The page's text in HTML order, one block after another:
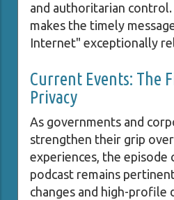
and authoritarian
makes the timely
Internet" exceptionally
Current Events: The
Privacy
As governments and
strengthen their grip
experiences, the
podcast remains
changes and high-profile